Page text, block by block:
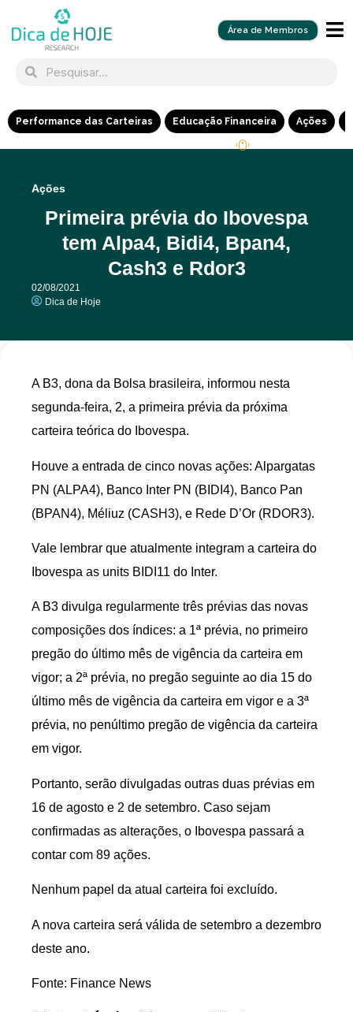
Área de Membros
Performance das Carteiras Educação Financeira Ações
Ações
Primeira prévia do Ibovespa
tem Alpa4, Bidi4, Bpan4,
Cash3 e Rdor3
02/08/2021
Dica de Hoje
A B3, dona da Bolsa brasileira, informou nesta
segunda-feira, 2, a primeira prévia da próxima
carteira teórica do Ibovespa.
Houve a entrada de cinco novas ações: Alpargatas
PN (ALPA4), Banco Inter PN (BIDI4), Banco Pan
(BPAN4), Méliuz (CASH3), e Rede D’Or (RDOR3).
Vale lembrar que atualmente integram a carteira do
Ibovespa as units BIDI11 do Inter.
A B3 divulga regularmente três prévias das novas
composições dos índices: a 1ª prévia, no primeiro
pregão do último mês de vigência da carteira em
vigor; a 2ª prévia, no pregão seguinte ao dia 15 do
último mês de vigência da carteira em vigor e a 3ª
prévia, no penúltimo pregão de vigência da carteira
em vigor.
Portanto, serão divulgadas outras duas prévias em
16 de agosto e 2 de setembro. Caso sejam
confirmadas as alterações, o Ibovespa passará a
contar com 89 ações.
Nenhum papel da atual carteira foi excluído.
A nova carteira será válida de setembro a dezembro
deste ano.
Fonte: Finance News